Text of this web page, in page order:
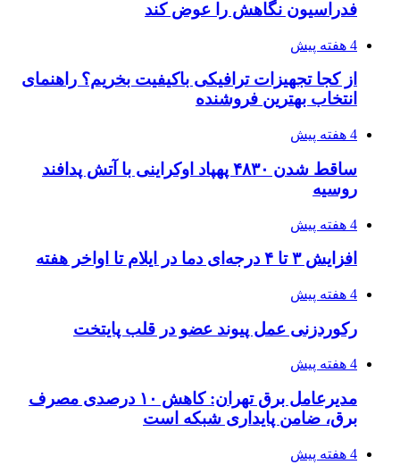
احتمال بازگشت نرخ حمل دریایی به قبل از جنگ
طی ۲ تا ۳ ماه آینده
۱۴۰۵/۰۴/۱۵
شکست شاگردان قهرمانی مقابل چین تایپه/ تلاش
برای عنوان یازدهمی
۱۴۰۵/۰۴/۱۵
عاشقانه، دارک رومنس و رمان بدون حذفیات
۱۴۰۵/۰۴/۱۴
راهنمای جامع خرید تجهیزات اندازه گیری؛ چطور
دقیق‌ترین ابزارها را آنلاین بخریم؟
۱۴۰۵/۰۴/۱۴
مراسم سوگواری امام شهید در کوهرنگ
صندوق طلا